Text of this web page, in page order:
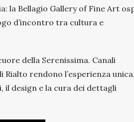
la Bellagio Gallery of Fine Art
d’incontro tra cultura e
della Serenissima. Canali
rendono l’esperienza
il design e la cura dei dettagli